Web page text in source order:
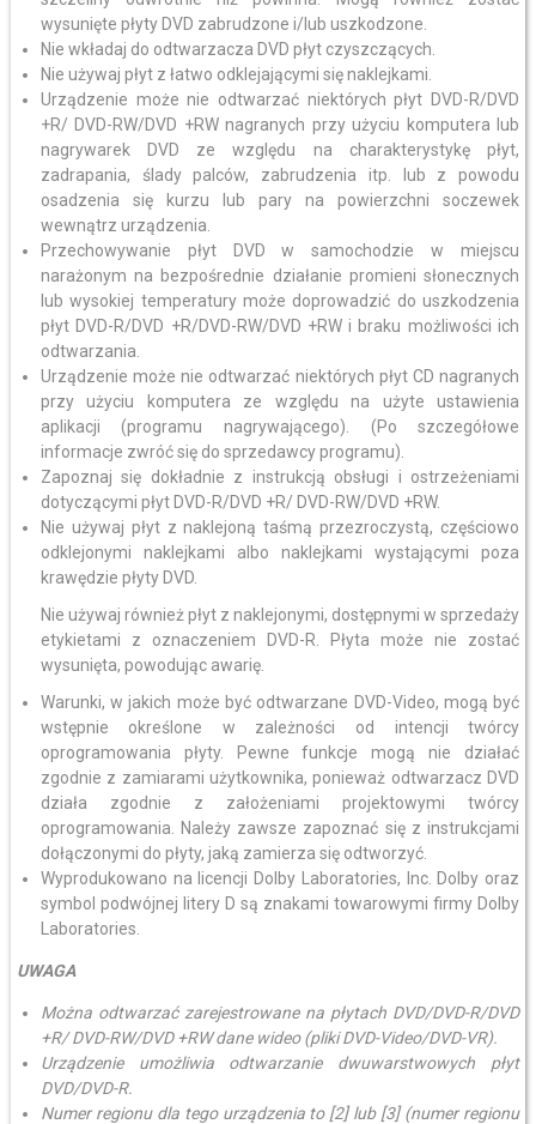
wysunięte płyty DVD zabrudzone i/lub uszkodzone.
Nie wkładaj do odtwarzacza DVD płyt czyszczących.
Nie używaj płyt z łatwo odklejającymi się naklejkami.
Urządzenie może nie odtwarzać niektórych płyt DVD-R/DVD
+R/ DVD-RW/DVD +RW nagranych przy użyciu komputera lub
nagrywarek DVD ze względu na charakterystykę płyt,
zadrapania, ślady palców, zabrudzenia itp. lub z powodu
osadzenia się kurzu lub pary na powierzchni soczewek
wewnątrz urządzenia.
Przechowywanie płyt DVD w samochodzie w miejscu
narażonym na bezpośrednie działanie promieni słonecznych
lub wysokiej temperatury może doprowadzić do uszkodzenia
płyt DVD-R/DVD +R/DVD-RW/DVD +RW i braku możliwości ich
odtwarzania.
Urządzenie może nie odtwarzać niektórych płyt CD nagranych
przy użyciu komputera ze względu na użyte ustawienia
aplikacji (programu nagrywającego). (Po szczegółowe
informacje zwróć się do sprzedawcy programu).
Zapoznaj się dokładnie z instrukcją obsługi i ostrzeżeniami
dotyczącymi płyt DVD-R/DVD +R/ DVD-RW/DVD +RW.
Nie używaj płyt z naklejoną taśmą przezroczystą, częściowo
odklejonymi naklejkami albo naklejkami wystającymi poza
krawędzie płyty DVD.
Nie używaj również płyt z naklejonymi, dostępnymi w sprzedaży
etykietami z oznaczeniem DVD-R. Płyta może nie zostać
wysunięta, powodując awarię.
Warunki, w jakich może być odtwarzane DVD-Video, mogą być
wstępnie określone w zależności od intencji twórcy
oprogramowania płyty. Pewne funkcje mogą nie działać
zgodnie z zamiarami użytkownika, ponieważ odtwarzacz DVD
działa zgodnie z założeniami projektowymi twórcy
oprogramowania. Należy zawsze zapoznać się z instrukcjami
dołączonymi do płyty, jaką zamierza się odtworzyć.
Wyprodukowano na licencji Dolby Laboratories, Inc. Dolby oraz
symbol podwójnej litery D są znakami towarowymi firmy Dolby
Laboratories.
UWAGA
Można odtwarzać zarejestrowane na płytach DVD/DVD-R/DVD
+R/ DVD-RW/DVD +RW dane wideo (pliki DVD-Video/DVD-VR).
Urządzenie umożliwia odtwarzanie dwuwarstwowych płyt
DVD/DVD-R.
Numer regionu dla tego urządzenia to [2] lub [3] (numer regionu